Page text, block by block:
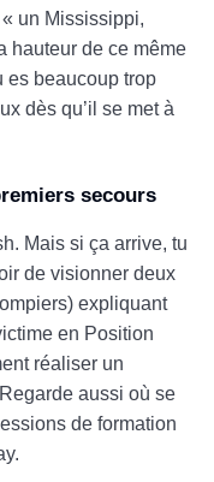
un Mississippi,
hauteur de ce même
es beaucoup trop
dès qu’il se met à
secours
Mais si ça arrive, tu
de visionner deux
expliquant
en Position
réaliser un
aussi où se
de formation